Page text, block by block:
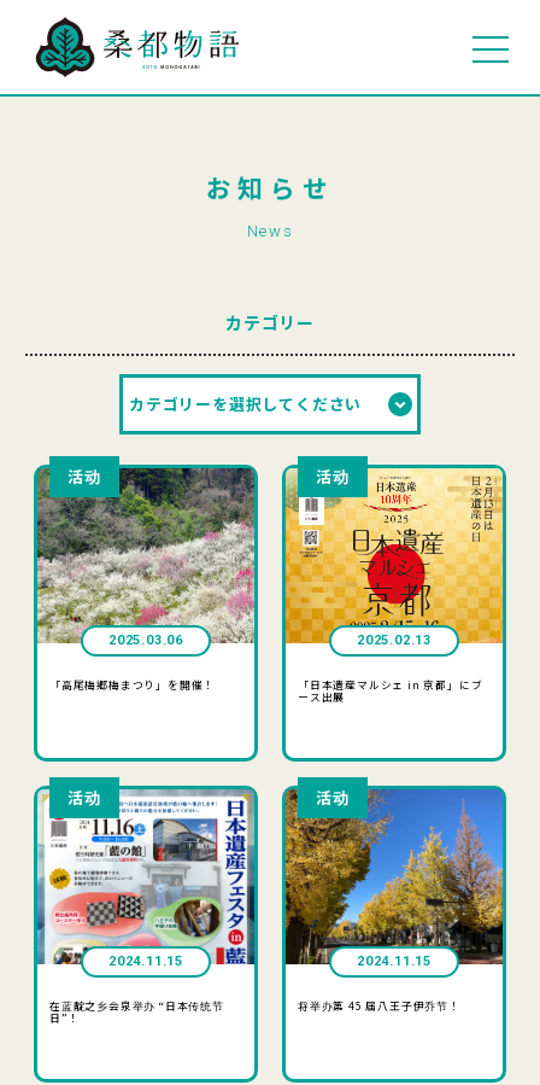
お知らせ
News
カテゴリー
活动
2025.03.06
「高尾梅郷梅まつり」を開催！
活动
2025.02.13
「日本遺産マルシェ in 京都」にブ
ース出展
活动
2024.11.15
在蓝靛之乡会泉举办 “日本传统节
日”！
活动
2024.11.15
将举办第 45 届八王子伊乔节！